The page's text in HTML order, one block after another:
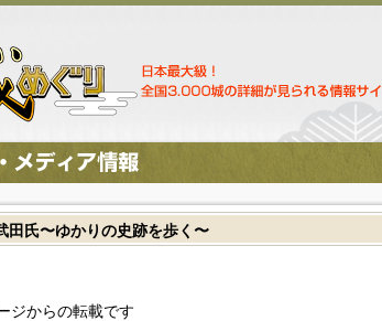
田氏〜ゆかりの史跡を歩く〜
ジからの転載です